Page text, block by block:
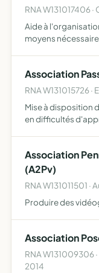
RNA W131017406
Aide à
moyens
Association
RNA W131015726
Mise à disposition
en difficultés
Association
(A2Pv)
RNA W131011501
Produire des
Association
RNA W131009306
2014